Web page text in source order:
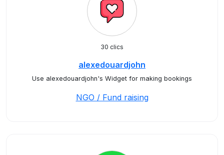
30 clics
alexedouardjohn
Use alexedouardjohn's Widget for making bookings
NGO / Fund raising